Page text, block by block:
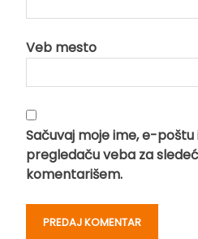
Veb mesto
Sačuvaj moje ime, e-
pregledaču veba za
komentarišem.